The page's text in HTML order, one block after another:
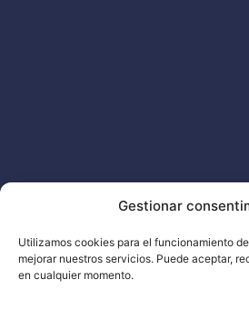
Gestionar
Utilizamos cookies para el funcionamiento
mejorar nuestros servicios. Puede aceptar,
en cualquier momento.